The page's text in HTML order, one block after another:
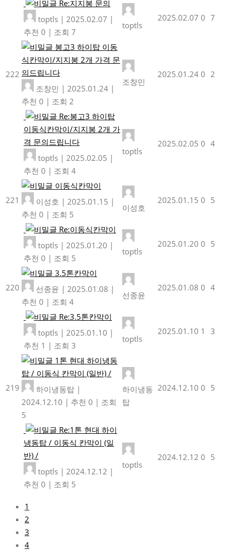
Re:지지봉 문의
toptls | 2025.02.07 |
추천 0 | 조회 7
toptls
2025.02.07 0 7
222
봉고3 하이탑 이동
식칸막이/지지봉 2개 가격 문
의드립니다
조창민 | 2025.01.24 |
추천 0 | 조회 2
조창민
2025.01.24 0 2
Re:봉고3 하이탑
이동식칸막이/지지봉 2개 가
격 문의드립니다
toptls | 2025.02.05 |
추천 0 | 조회 4
toptls
2025.02.05 0 4
221
이동식칸막이
이성호 | 2025.01.15 |
추천 0 | 조회 5
이성호
2025.01.15 0 5
Re:이동식칸막이
toptls | 2025.01.20 |
추천 0 | 조회 5
toptls
2025.01.20 0 5
220
3.5톤칸막이
선종윤 | 2025.01.08 |
추천 0 | 조회 4
선종윤
2025.01.08 0 4
Re:3.5톤칸막이
toptls | 2025.01.10 |
추천 1 | 조회 3
toptls
2025.01.10 1 3
219
1톤 현대 하이냉동
탑 / 이동식 칸막이 (일반) /
하이냉동탑 |
2024.12.10 | 추천 0 | 조회
5
하이냉동
탑
2024.12.10 0 5
Re:1톤 현대 하이
냉동탑 / 이동식 칸막이 (일
반) /
toptls | 2024.12.12 |
추천 0 | 조회 5
toptls
2024.12.12 0 5
1
2
3
4